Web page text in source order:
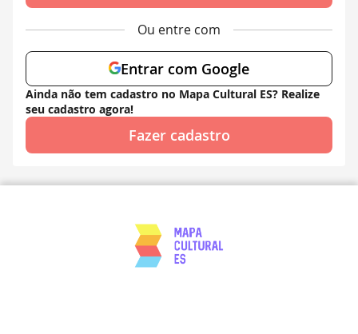
Ou entre com
Entrar com Google
Ainda não tem cadastro no Mapa Cultural ES? Realize
seu cadastro agora!
Fazer cadastro